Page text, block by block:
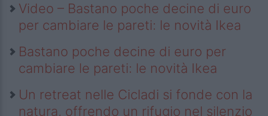
Video – Bastano poche decine di euro
per cambiare le pareti: le novità Ikea
Bastano poche decine di euro per
cambiare le pareti: le novità Ikea
Un retreat nelle Cicladi si fonde con la
natura, offrendo un rifugio nel silenzio